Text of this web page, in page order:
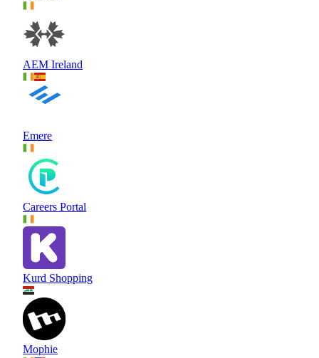
AEM Ireland
Emere
Careers Portal
Kurd Shopping
Mophie